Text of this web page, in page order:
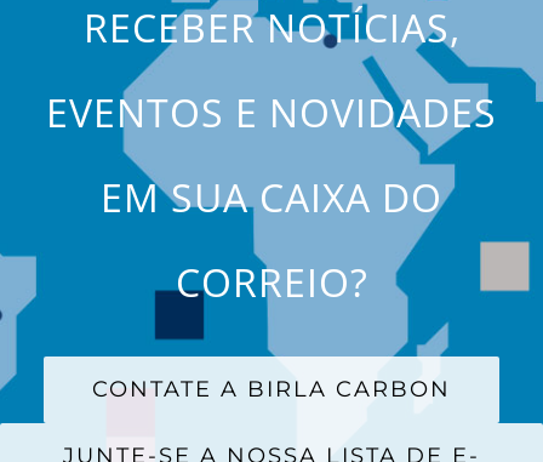
RECEBER NOTÍCIAS,
EVENTOS E NOVIDADES
EM SUA CAIXA DO
CORREIO?
CONTATE A BIRLA CARBON
JUNTE-SE A NOSSA LISTA DE E-